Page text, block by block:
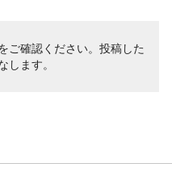
ご確認ください。投稿した
します。